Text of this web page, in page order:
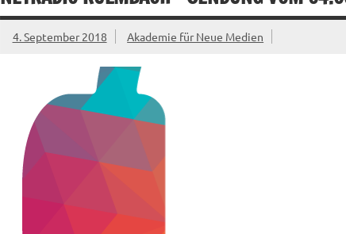
4. September 2018 Akademie für Neue Medien